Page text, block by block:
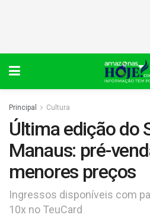
Principal Cultura
Última edição do
Manaus: pré-
menores preços
Ingressos disponíveis com
10x no TeuCard